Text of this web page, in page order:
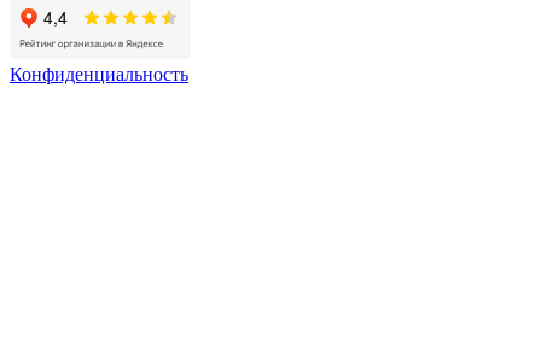
Конфиденциальность